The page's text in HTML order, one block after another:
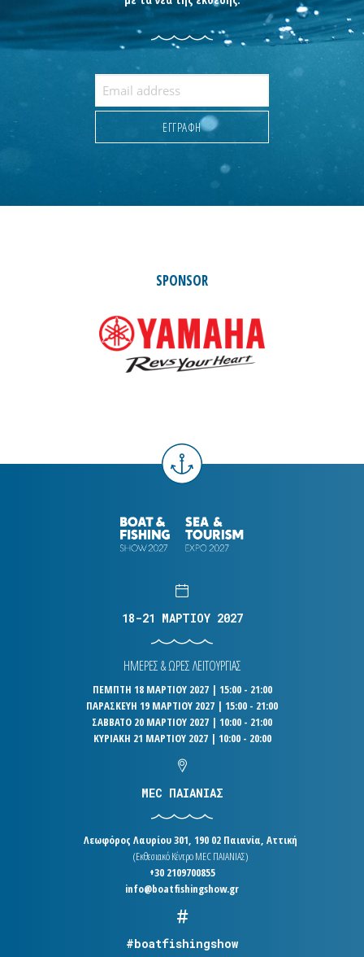
SPONSOR
18-21 ΜΑΡΤΙΟΥ 2027
ΗΜΕΡΕΣ & ΩΡΕΣ ΛΕΙΤΟΥΡΓΙΑΣ
ΠΕΜΠΤΗ 18 ΜΑΡΤΙΟΥ 2027 | 15:00 - 21:00
ΠΑΡΑΣΚΕΥΗ 19 ΜΑΡΤΙΟΥ 2027 | 15:00 - 21:00
ΣΑΒΒΑΤΟ 20 ΜΑΡΤΙΟΥ 2027 | 10:00 - 21:00
ΚΥΡΙΑΚΗ 21 ΜΑΡΤΙΟΥ 2027 | 10:00 - 20:00
MEC ΠΑΙΑΝΙΑΣ
Λεωφόρος Λαυρίου 301, 190 02 Παιανία, Αττική
(Εκθεσιακό Κέντρο MEC ΠΑΙΑΝΙΑΣ)
+30 2109700855
info@boatfishingshow.gr
#boatfishingshow